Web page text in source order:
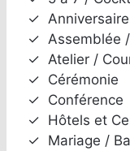
✓
✓ Assemblée
✓ Atelier /
✓ Cérémonie
✓ Conférence
✓ Hôtels et
✓ Mariage /